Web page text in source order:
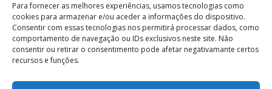
Para fornecer as melhores experiências, usamos tecnologias como
cookies para armazenar e/ou aceder a informações do dispositivo.
Consentir com essas tecnologias nos permitirá processar dados, como
comportamento de navegação ou IDs exclusivos neste site. Não
consentir ou retirar o consentimento pode afetar negativamante certos
recursos e funções.